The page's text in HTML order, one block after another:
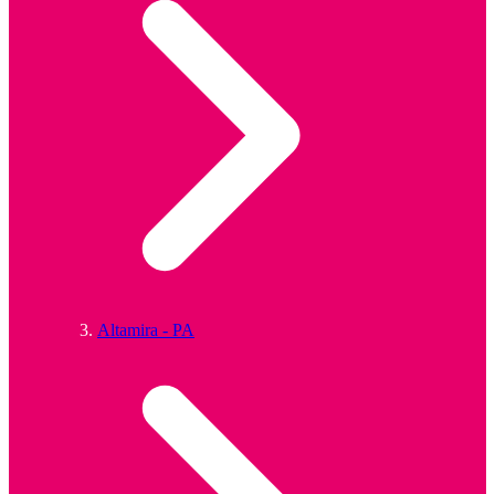
Altamira - PA